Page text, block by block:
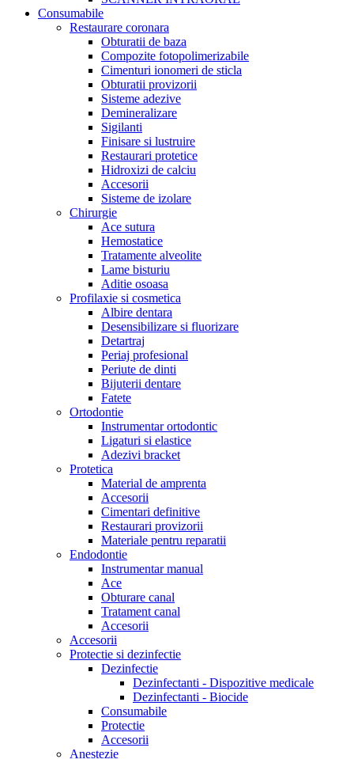
Consumabile
Restaurare coronara
Obturatii de baza
Compozite fotopolimerizabile
Cimenturi ionomeri de sticla
Obturatii provizorii
Sisteme adezive
Demineralizare
Sigilanti
Finisare si lustruire
Restaurari protetice
Hidroxizi de calciu
Accesorii
Sisteme de izolare
Chirurgie
Ace sutura
Hemostatice
Tratamente alveolite
Lame bisturiu
Aditie osoasa
Profilaxie si cosmetica
Albire dentara
Desensibilizare si fluorizare
Detartraj
Periaj profesional
Periute de dinti
Bijuterii dentare
Fatete
Ortodontie
Instrumentar ortodontic
Ligaturi si elastice
Adezivi bracket
Protetica
Material de amprenta
Accesorii
Cimentari definitive
Restaurari provizorii
Materiale pentru reparatii
Endodontie
Instrumentar manual
Ace
Obturare canal
Tratament canal
Accesorii
Accesorii
Protectie si dezinfectie
Dezinfectie
Dezinfectanti - Dispozitive medicale
Dezinfectanti - Biocide
Consumabile
Protectie
Accesorii
Anestezie